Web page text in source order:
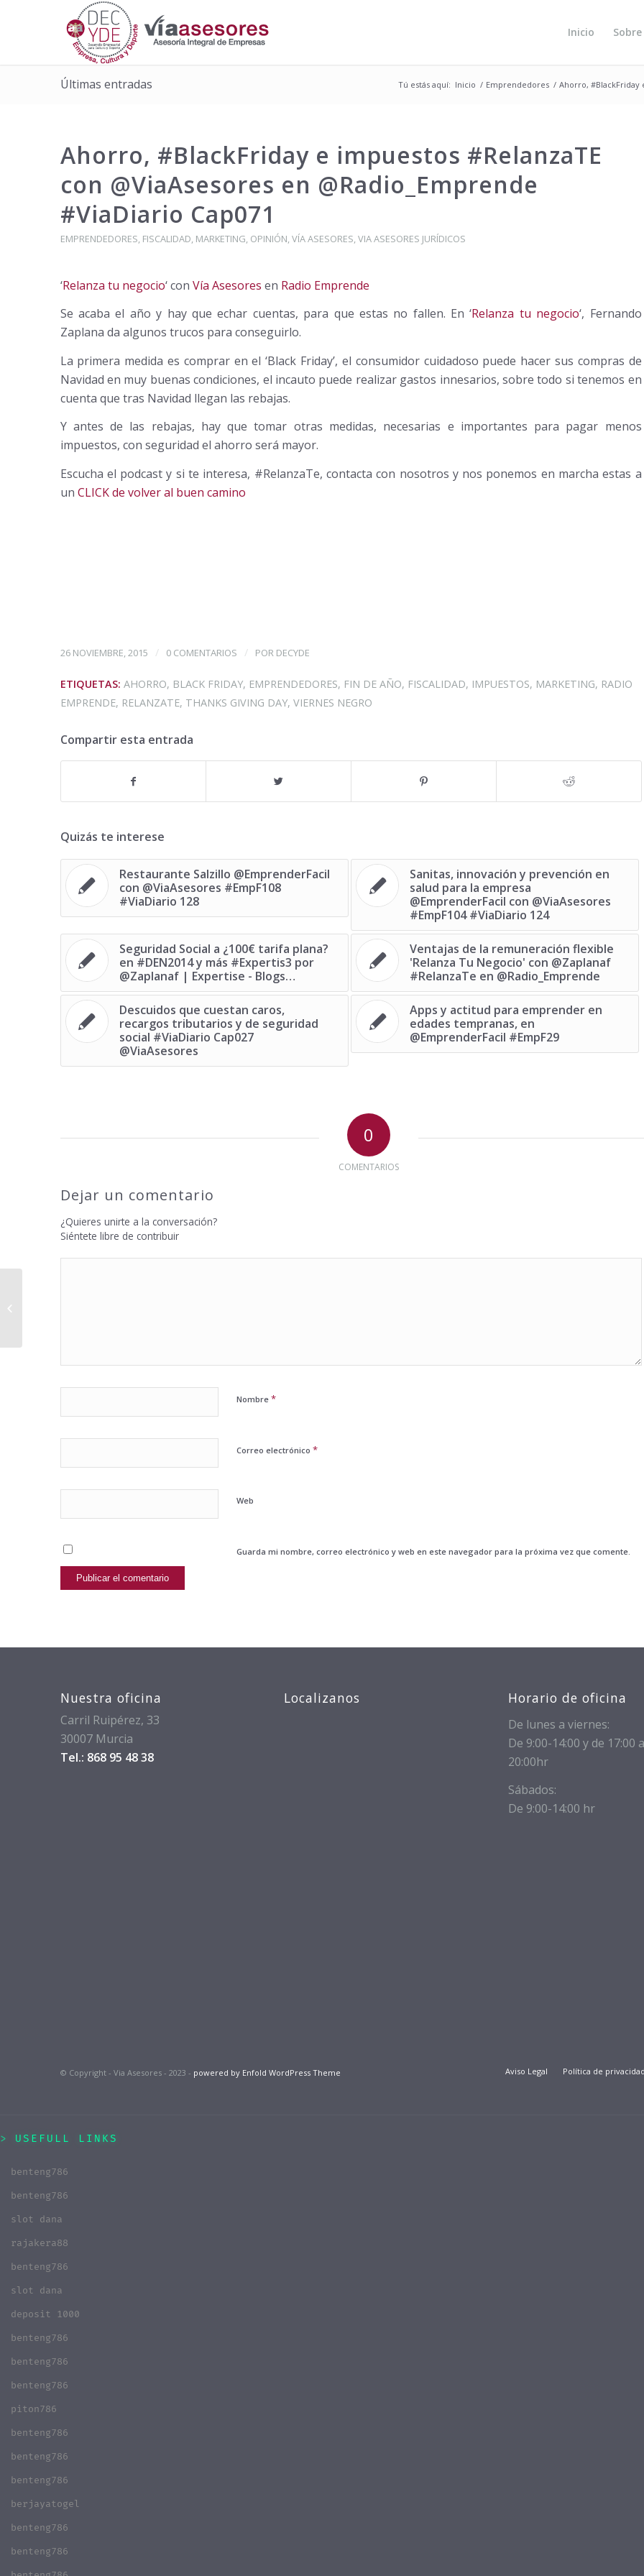
Inicio
Últimas entradas Tú estás aquí: Inicio / Emprendedores / Ahorro, #BlackFriday
Ahorro, #BlackFriday e impuestos #RelanzaTE
con @ViaAsesores en @Radio_Emprende
#ViaDiario Cap071
EMPRENDEDORES, FISCALIDAD, MARKETING, OPINIÓN,VÍA ASESORES,VIA ASESORES JURÍDICOS
‘Relanza tu negocio‘ con Vía Asesores en Radio Emprende
Se acaba el año y hay que echar cuentas, para que estas no fallen. En ‘Relanza tu negocio‘, Fernando
Zaplana da algunos trucos para conseguirlo.
La primera medida es comprar en el ‘Black Friday’, el consumidor cuidadoso puede hacer sus compras de
Navidad en muy buenas condiciones, el incauto puede realizar gastos innesarios, sobre todo si tenemos en
cuenta que tras Navidad llegan las rebajas.
Y antes de las rebajas, hay que tomar otras medidas, necesarias e importantes para pagar menos
impuestos, con seguridad el ahorro será mayor.
Escucha el podcast y si te interesa, #RelanzaTe, contacta con nosotros y nos ponemos en marcha estas a
un CLICK de volver al buen camino
26 NOVIEMBRE, 2015 / 0 COMENTARIOS / POR DECYDE
ETIQUETAS: AHORRO, BLACK FRIDAY, EMPRENDEDORES, FIN DE AÑO, FISCALIDAD, IMPUESTOS, MARKETING, RADIO
EMPRENDE, RELANZATE, THANKS GIVING DAY, VIERNES NEGRO
Compartir esta entrada
Quizás te interese
Restaurante Salzillo @EmprenderFacil
con @ViaAsesores #EmpF108
#ViaDiario 128
Sanitas, innovación y prevención en
salud para la empresa
@EmprenderFacil con @ViaAsesores
#EmpF104 #ViaDiario 124
Seguridad Social a ¿100€ tarifa plana?
en #DEN2014 y más #Expertis3 por
@Zaplanaf | Expertise - Blogs…
Ventajas de la remuneración flexible
'Relanza Tu Negocio' con @Zaplanaf
#RelanzaTe en @Radio_Emprende
Descuidos que cuestan caros,
recargos tributarios y de seguridad
social #ViaDiario Cap027
@ViaAsesores
Apps y actitud para emprender en
edades tempranas, en
@EmprenderFacil #EmpF29
0
COMENTARIOS
Dejar un comentario
¿Quieres unirte a la conversación?
Siéntete libre de contribuir
Nombre *
Correo electrónico *
Web
Guarda mi nombre, correo electrónico y web en este navegador para la próxima vez que comente.
Nuestra oficina
Carril Ruipérez, 33
30007 Murcia
Tel.: 868 95 48 38
Localizanos Horario de oficina
De lunes a viernes:
De 9:00-14:00 y de 17:00 a
20:00hr
Sábados:
De 9:00-14:00 hr
© Copyright - Via Asesores - 2023 - powered by Enfold WordPress Theme Aviso Legal Política de privacidad
USEFULL LINKS
benteng786
benteng786
slot dana
rajakera88
benteng786
slot dana
deposit 1000
benteng786
benteng786
benteng786
piton786
benteng786
benteng786
benteng786
berjayatogel
benteng786
benteng786